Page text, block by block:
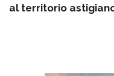
al territorio